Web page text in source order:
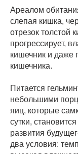
Ареалом
слепая кишка,
отрезок толстой
прогрессирует,
кишечник и даже
кишечника.
Питается
небольшими
яиц, которые
сутки,
развития
два условия: